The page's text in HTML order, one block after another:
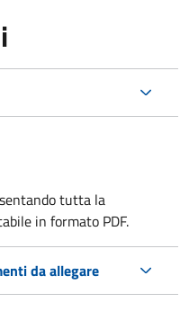
tutta la
in formato PDF.
da allegare